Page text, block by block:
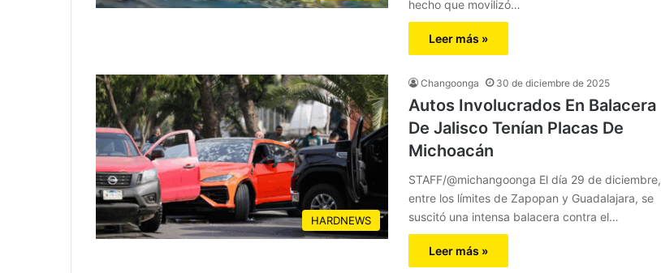
hecho que movilizó…
Leer más »
HARDNEWS
Changoonga 30 de diciembre de 2025
Autos Involucrados En Balacera
De Jalisco Tenían Placas De
Michoacán
STAFF/@michangoonga El día 29 de diciembre,
entre los límites de Zapopan y Guadalajara, se
suscitó una intensa balacera contra el…
Leer más »